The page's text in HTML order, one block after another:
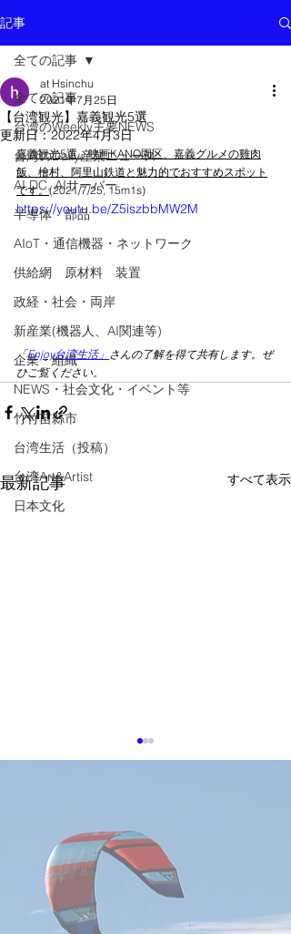
記事
全ての記事
台湾のWeekly主要NEWS
台湾のDaily産業ニュース
AI DC, AIサーバー
半導体 部品
AIoT・通信機器・ネットワーク
供給網 原材料 装置
政経・社会・両岸
新産業(機器人、AI関連等)
企業・組織
NEWS・社会文化・イベント等
竹竹苗縣市
台湾生活（投稿）
台湾Art&Artist
日本文化
全ての記事
【台湾観光】嘉義観光5選
at Hsinchu
2021年7月25日
更新日：2022年4月3日
嘉義観光5選。映画KANO園区、嘉義グルメの雞肉
飯、檜村、阿里山鉄道と魅力的でおすすめスポット
です。(2021/7/25, 15m1s)
https://youtu.be/Z5iszbbMW2M
「Enjoy台湾生活」 さんの了解を得て共有します。ぜ
ひご覧ください。
最新記事 すべて表示
PSMC、黄崇仁氏死去後も戦
略維持】 日付2026年8月4日
要約台湾の晶円ファウンドリ
ー大手・力積電（PSMC）
は、創業者兼董事長の黄崇仁